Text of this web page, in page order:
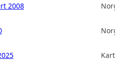
2008